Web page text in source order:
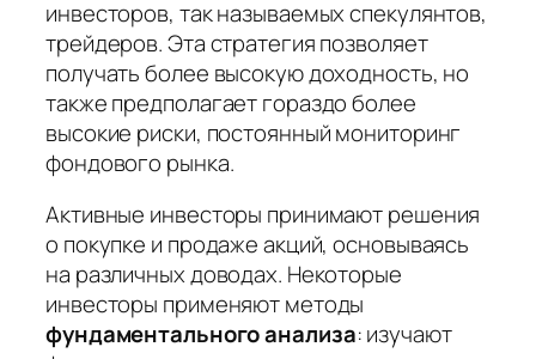
инвесторов, так называемых спекулянтов,
трейдеров. Эта стратегия позволяет
получать более высокую доходность, но
также предполагает гораздо более
высокие риски, постоянный мониторинг
фондового рынка.
Активные инвесторы принимают решения
о покупке и продаже акций, основываясь
на различных доводах. Некоторые
инвесторы применяют методы
фундаментального анализа: изучают